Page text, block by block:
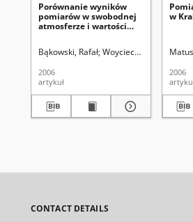
Porównanie wyników
pomiarów w swobodnej
atmosferze i wartości
NCEP/NCAR
Bąkowski, Rafał Woyciechowska,
2006
artykuł
w
2006
CONTACT DETAILS